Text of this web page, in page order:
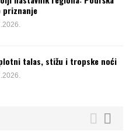
priznanje
talas, stižu i tropske noći